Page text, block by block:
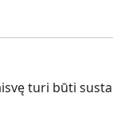
turi būti